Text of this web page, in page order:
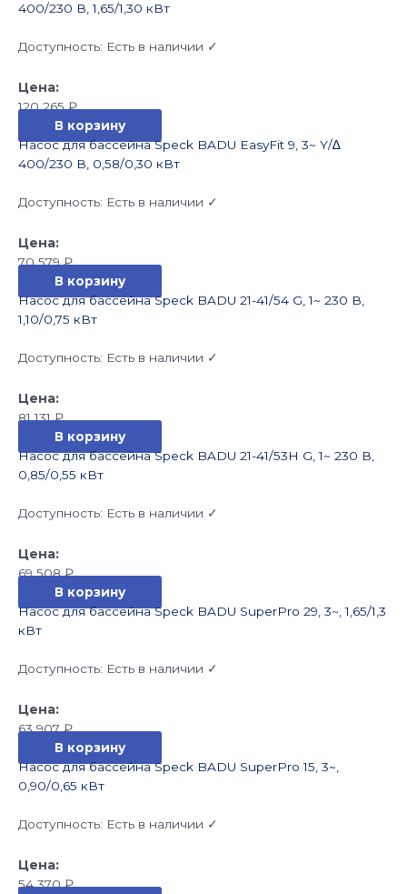
400/230 В, 1,65/1,30 кВт
Доступность: Есть в наличии ✓
120 265₽
В корзину
Насос для бассейна Speck BADU EasyFit 9, 3~ Y/∆
400/230 В, 0,58/0,30 кВт
Доступность: Есть в наличии ✓
70 579₽
В корзину
Насос для бассейна Speck BADU 21-41/54 G, 1~ 230 В,
1,10/0,75 кВт
Доступность: Есть в наличии ✓
81 131₽
В корзину
Насос для бассейна Speck BADU 21-41/53H G, 1~ 230 В,
0,85/0,55 кВт
Доступность: Есть в наличии ✓
69 508₽
В корзину
Насос для бассейна Speck BADU SuperPro 29, 3~, 1,65/1,3
кВт
Доступность: Есть в наличии ✓
63 907₽
В корзину
Насос для бассейна Speck BADU SuperPro 15, 3~,
0,90/0,65 кВт
Доступность: Есть в наличии ✓
54 370₽